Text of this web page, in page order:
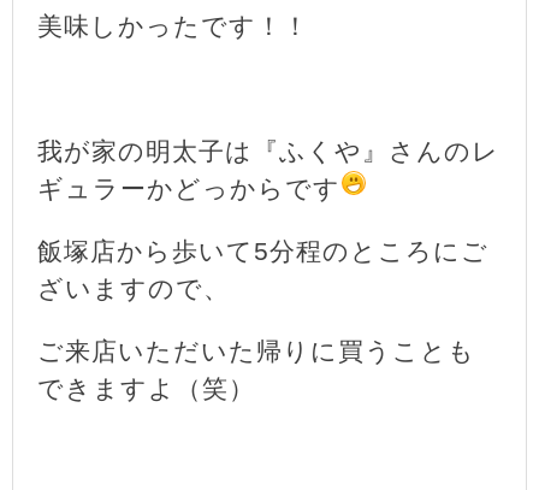
美味しかったです！！
我が家の明太子は『ふくや』さんのレ
ギュラーかどっからです
飯塚店から歩いて5分程のところにご
ざいますので、
ご来店いただいた帰りに買うことも
できますよ（笑）